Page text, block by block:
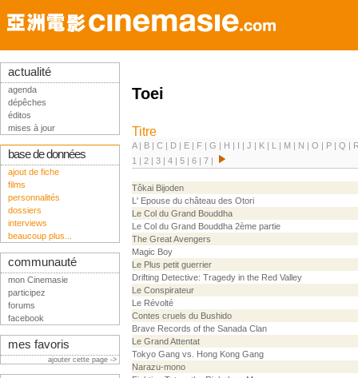
Toei
Titre
A| B | C | D | E | F | G | H | I | J | K | L | M | N | O | P | Q |
1 | 2 | 3 | 4 | 5 | 6 | 7 |
Tôkai Bijoden
L' Epouse du château des Otori
Le Col du Grand Bouddha
Le Col du Grand Bouddha 2ème partie
The Great Avengers
Magic Boy
Le Plus petit guerrier
Drifting Detective: Tragedy in the Red Valley
Le Conspirateur
Le Révolté
Contes cruels du Bushido
Brave Records of the Sanada Clan
Le Grand Attentat
Tokyo Gang vs. Hong Kong Gang
Narazu-mono
actualité
agenda
dépêches
éditos
mises à jour
base de données
ajout de fiche
films
personnalités
dossiers
interviews
beaucoup plus...
communauté
mon Cinemasie
participez
forums
facebook
mes favoris
ajouter cette page ->